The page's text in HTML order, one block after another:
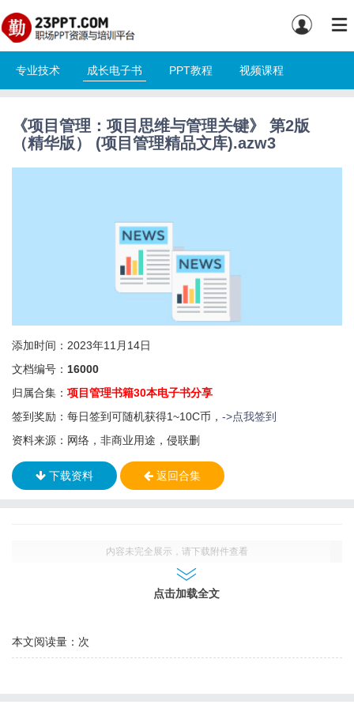
专业技术 成长电子书 PPT教程 视频课程
《项目管理：项目思维与管理关键》 第2版
（精华版） (项目管理精品文库).azw3
添加时间：2023年11月14日
文档编号： 16000
归属合集： 项目管理书籍30本电子书分享
签到奖励：每日签到可随机获得1~10C币， ->点我签到
资料来源：网络，非商业用途，侵联删
下载资料 返回合集
内容未完全展示，请下载附件查看
点击加载全文
本文阅读量： 次